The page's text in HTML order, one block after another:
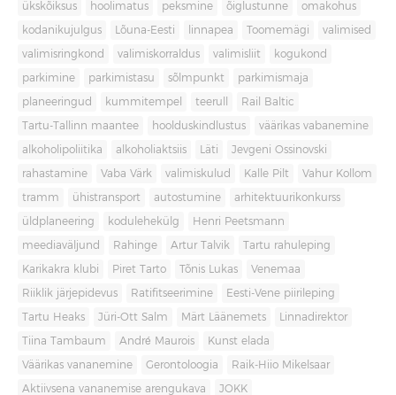
ükskõiksus hoolimatus peksmine õiglustunne omakohus
kodanikujulgus Lõuna-Eesti linnapea Toomemägi valimised
valimisringkond valimiskorraldus valimisliit kogukond
parkimine parkimistasu sõlmpunkt parkimismaja
planeeringud kummitempel teerull Rail Baltic
Tartu-Tallinn maantee hoolduskindlustus väärikas vabanemine
alkoholipoliitika alkoholiaktsiis Läti Jevgeni Ossinovski
rahastamine Vaba Värk valimiskulud Kalle Pilt Vahur Kollom
tramm ühistransport autostumine arhitektuurikonkurss
üldplaneering kodulehekülg Henri Peetsmann
meediaväljund Rahinge Artur Talvik Tartu rahuleping
Karikakra klubi Piret Tarto Tõnis Lukas Venemaa
Riiklik järjepidevus Ratifitseerimine Eesti-Vene piirileping
Tartu Heaks Jüri-Ott Salm Märt Läänemets Linnadirektor
Tiina Tambaum André Maurois Kunst elada
Väärikas vananemine Gerontoloogia Raik-Hiio Mikelsaar
Aktiivsena vananemise arengukava JOKK